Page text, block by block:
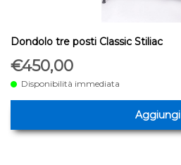
Dondolo tre posti Classic Stiliac
€450,00
Disponibilità immediata
Aggiungi